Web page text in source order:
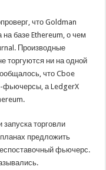
что Goldman
на базе Ethereum, о чем
Производные
торгуются ни на одной
что Cboe
фьючерсы, а LedgerX
торговли
предложить
фьючерс.